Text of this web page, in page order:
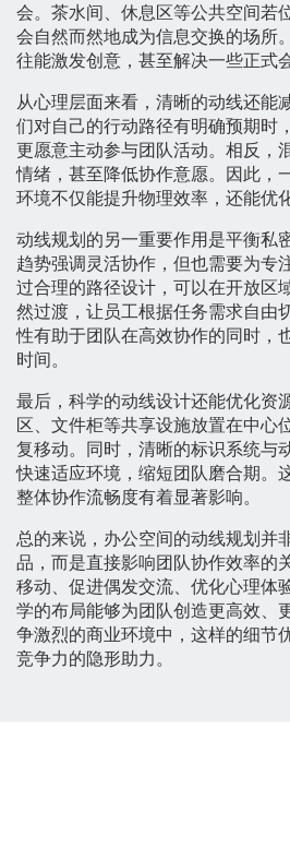
会。茶水间、休息区等公共空间若
会自然而然地成为信息交换的场所
往能激发创意，甚至解决一些正式
从心理层面来看，清晰的动线还能
们对自己的行动路径有明确预期时
更愿意主动参与团队活动。相反，
情绪，甚至降低协作意愿。因此，
环境不仅能提升物理效率，还能优
动线规划的另一重要作用是平衡私
趋势强调灵活协作，但也需要为专
过合理的路径设计，可以在开放区
然过渡，让员工根据任务需求自由
性有助于团队在高效协作的同时，
时间。
最后，科学的动线设计还能优化资
区、文件柜等共享设施放置在中心
复移动。同时，清晰的标识系统与
快速适应环境，缩短团队磨合期。
整体协作流畅度有着显著影响。
总的来说，办公空间的动线规划并
品，而是直接影响团队协作效率的
移动、促进偶发交流、优化心理体
学的布局能够为团队创造更高效、
争激烈的商业环境中，这样的细节
竞争力的隐形助力。